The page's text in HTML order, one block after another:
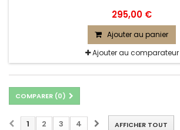
295,00 €
Ajouter au panier
Ajouter au comparateur
COMPARER (0)
AFFICHER TOUT
1 2 3 4